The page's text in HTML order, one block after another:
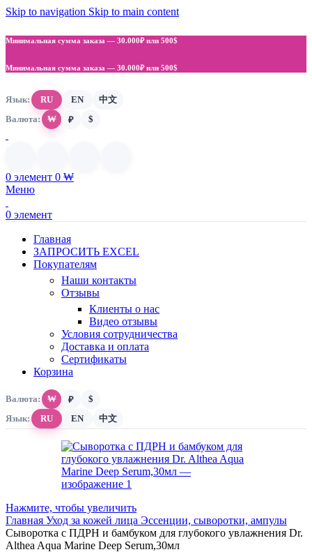
Skip to navigation Skip to main content
Минимальная сумма заказа — 30.000₽ или 500$
Минимальная сумма заказа — 30.000₽ или 500$
Язык: RU EN
中文
Валюта:
₩ ₽ $
0 элемент 0 ₩
Меню
0 элемент
Главная
ЗАПРОСИТЬ EXCEL
Покупателям
Наши контакты
Отзывы
Клиенты о нас
Видео отзывы
Условия сотрудничества
Доставка и оплата
Сертификаты
Корзина
Валюта: ₩ ₽
$
Язык:
RU EN 中文
Нажмите, чтобы увеличить
Главная Уход за кожей лица Эссенции, сыворотки, ампулы
Сыворотка с ПДРН и бамбуком для глубокого увлажнения Dr.
Althea Aqua Marine Deep Serum,30мл